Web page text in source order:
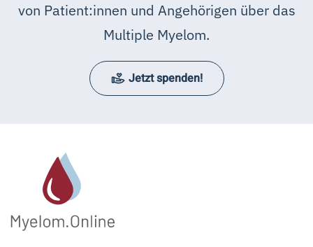
von Patient:innen und Angehörigen über das
Multiple Myelom.
Jetzt spenden!